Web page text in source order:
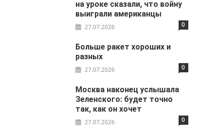
на уроке сказали, что войну
выиграли американцы
27.07.2026 0
Больше ракет хороших и
разных
27.07.2026 0
Москва наконец услышала
Зеленского: будет точно
так, как он хочет
27.07.2026 0